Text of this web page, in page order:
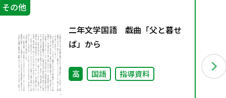
その他
二年文学国語 戯曲「父と暮せ
ば」から
高 国語 指導資料